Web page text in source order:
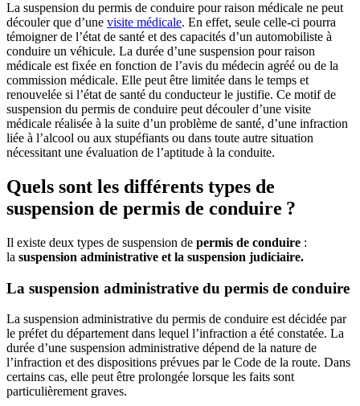
La suspension du permis de conduire pour raison médicale ne peut
découler que d’une visite médicale. En effet, seule celle-ci pourra
témoigner de l’état de santé et des capacités d’un automobiliste à
conduire un véhicule. La durée d’une suspension pour raison
médicale est fixée en fonction de l’avis du médecin agréé ou de la
commission médicale. Elle peut être limitée dans le temps et
renouvelée si l’état de santé du conducteur le justifie. Ce motif de
suspension du permis de conduire peut découler d’une visite
médicale réalisée à la suite d’un problème de santé, d’une infraction
liée à l’alcool ou aux stupéfiants ou dans toute autre situation
nécessitant une évaluation de l’aptitude à la conduite.
Quels sont les différents types de
suspension de permis de conduire ?
Il existe deux types de suspension de permis de conduire :
la suspension administrative et la suspension judiciaire.
La suspension administrative du permis de conduire
La suspension administrative du permis de conduire est décidée par
le préfet du département dans lequel l’infraction a été constatée. La
durée d’une suspension administrative dépend de la nature de
l’infraction et des dispositions prévues par le Code de la route. Dans
certains cas, elle peut être prolongée lorsque les faits sont
particulièrement graves.